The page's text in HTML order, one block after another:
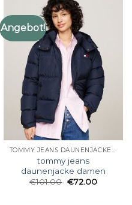
Angebot!
TOMMY JEANS DAUNENJACKE DAMEN
tommy jeans
daunenjacke damen
€101.00 €72.00